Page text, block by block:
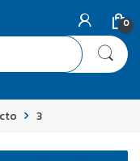
0
3